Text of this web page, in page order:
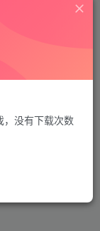
，没有下载次数